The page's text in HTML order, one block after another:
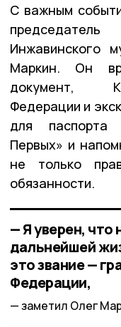
С важным
Инжавинского
Маркин. Он
документ,
Федерации и
для паспорта
Первых» и
не только
обязанности.
— Я уверен, что
дальнейшей
это звание —
Федерации,
заметил Олег